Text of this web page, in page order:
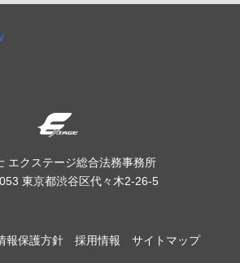
エクステージ総合法務事務所
東京都渋谷区代々木2-26-5
報保護方針 採用情報 サイトマップ